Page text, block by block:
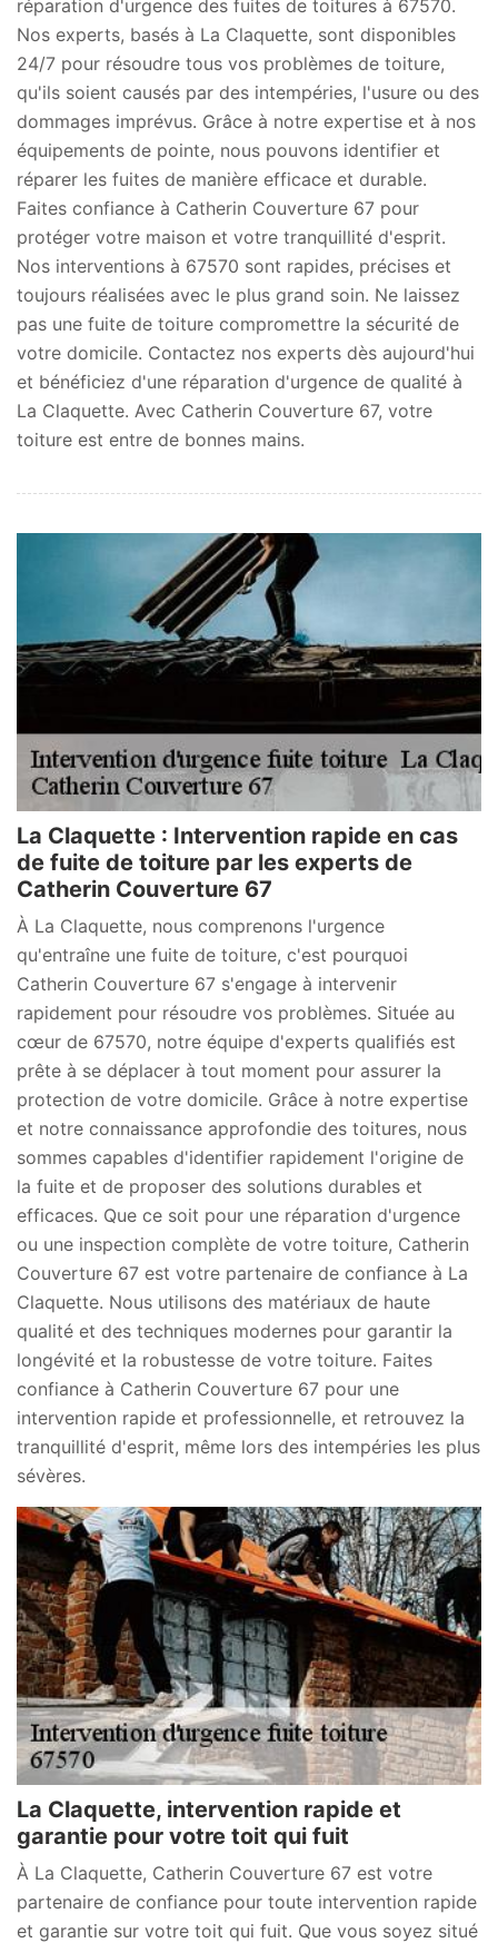
réparation d'urgence des fuites de toitures à 67570.
Nos experts, basés à La Claquette, sont disponibles
24/7 pour résoudre tous vos problèmes de toiture,
qu'ils soient causés par des intempéries, l'usure ou des
dommages imprévus. Grâce à notre expertise et à nos
équipements de pointe, nous pouvons identifier et
réparer les fuites de manière efficace et durable.
Faites confiance à Catherin Couverture 67 pour
protéger votre maison et votre tranquillité d'esprit.
Nos interventions à 67570 sont rapides, précises et
toujours réalisées avec le plus grand soin. Ne laissez
pas une fuite de toiture compromettre la sécurité de
votre domicile. Contactez nos experts dès aujourd'hui
et bénéficiez d'une réparation d'urgence de qualité à
La Claquette. Avec Catherin Couverture 67, votre
toiture est entre de bonnes mains.
La Claquette : Intervention rapide en cas
de fuite de toiture par les experts de
Catherin Couverture 67
À La Claquette, nous comprenons l'urgence
qu'entraîne une fuite de toiture, c'est pourquoi
Catherin Couverture 67 s'engage à intervenir
rapidement pour résoudre vos problèmes. Située au
cœur de 67570, notre équipe d'experts qualifiés est
prête à se déplacer à tout moment pour assurer la
protection de votre domicile. Grâce à notre expertise
et notre connaissance approfondie des toitures, nous
sommes capables d'identifier rapidement l'origine de
la fuite et de proposer des solutions durables et
efficaces. Que ce soit pour une réparation d'urgence
ou une inspection complète de votre toiture, Catherin
Couverture 67 est votre partenaire de confiance à La
Claquette. Nous utilisons des matériaux de haute
qualité et des techniques modernes pour garantir la
longévité et la robustesse de votre toiture. Faites
confiance à Catherin Couverture 67 pour une
intervention rapide et professionnelle, et retrouvez la
tranquillité d'esprit, même lors des intempéries les plus
sévères.
La Claquette, intervention rapide et
garantie pour votre toit qui fuit
À La Claquette, Catherin Couverture 67 est votre
partenaire de confiance pour toute intervention rapide
et garantie sur votre toit qui fuit. Que vous soyez situé